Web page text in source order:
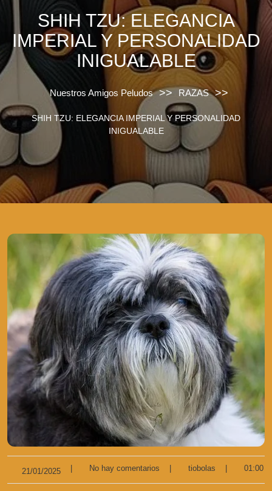
SHIH TZU: ELEGANCIA
IMPERIAL Y PERSONALIDAD
INIGUALABLE
Nuestros Amigos Peludos >> RAZAS >>
SHIH TZU: ELEGANCIA IMPERIAL Y PERSONALIDAD
INIGUALABLE
21/01/2025 No hay comentarios tiobolas 01:00